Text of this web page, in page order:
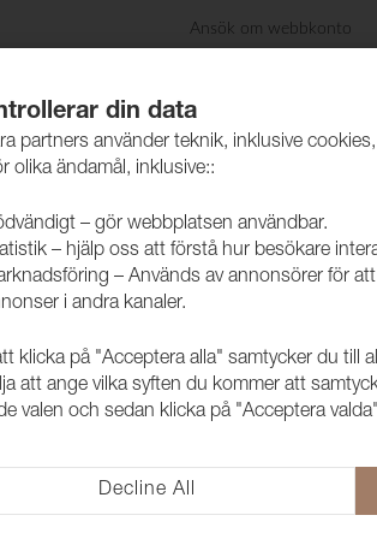
Ansök om webbkonto
Produkter Skötselråd
din data
partners använder teknik, inklusive
olika ändamål, inklusive::
– gör webbplatsen användbar.
– hjälp oss att förstå hur besökare
– Används av annonsörer för
i andra kanaler.
klicka på "Acceptera alla" samtycker du till
att ange vilka syften du kommer att
valen och sedan klicka på "Acceptera
Decline All